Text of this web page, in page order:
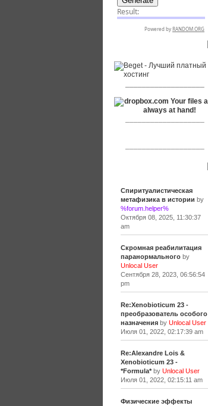
Спиритуалистическая
метафизика в истории by
%forum.helper%
Октября 08, 2025, 11:30:37
am
Скромная реабилитация
паранормальногоby
Unlocal User
Сентября 28, 2023, 06:56:54
pm
Re:Xenobioticum 23 -
преобразователь особого
назначенияby Unlocal User
Июля 01, 2022, 02:17:39 am
Re:Alexandre Lois &
Xenobioticum 23 -
*Formula*by Unlocal User
Июля 01, 2022, 02:15:11 am
Физические эффекты